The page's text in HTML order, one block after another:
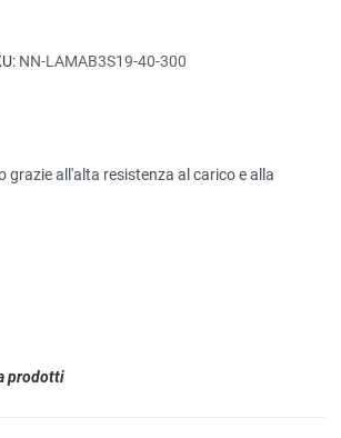
NN-LAMAB3S19-40-300
grazie all'alta resistenza al carico e alla
prodotti